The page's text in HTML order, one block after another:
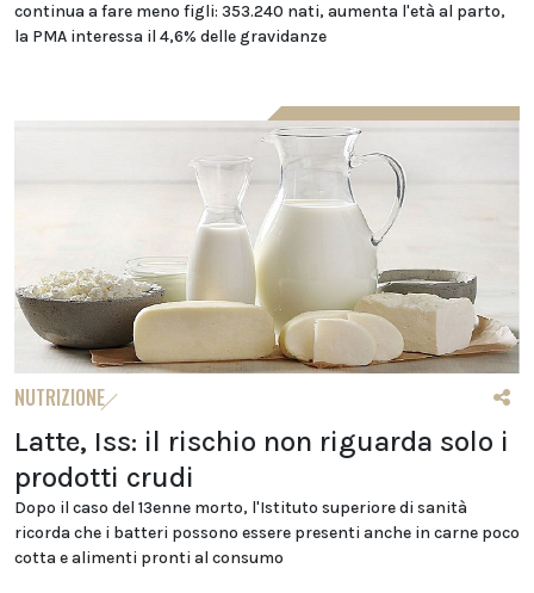
continua a fare meno figli: 353.240 nati, aumenta l'età al parto,
la PMA interessa il 4,6% delle gravidanze
NUTRIZIONE
Latte, Iss: il rischio non riguarda solo i
prodotti crudi
Dopo il caso del 13enne morto, l'Istituto superiore di sanità
ricorda che i batteri possono essere presenti anche in carne poco
cotta e alimenti pronti al consumo